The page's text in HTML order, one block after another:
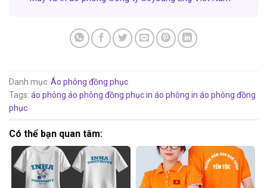
Danh mục: Áo phông đồng phục
Tags: áo phông áo phông đồng phụcin áo phông in áo phông đồng
phục
Có thể bạn quan tâm: